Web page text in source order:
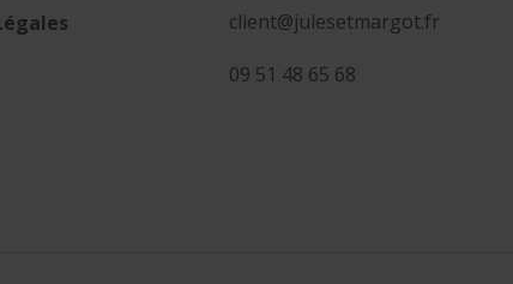
client@julesetmargot.fr
09 51 48 65 68